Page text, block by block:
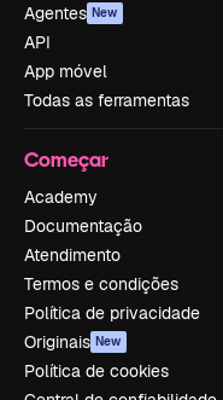
Agentes New
API
App móvel
Todas as ferramentas
Começar
Academy
Documentação
Atendimento
Termos e condições
Política de privacidade
Originais New
Política de cookies